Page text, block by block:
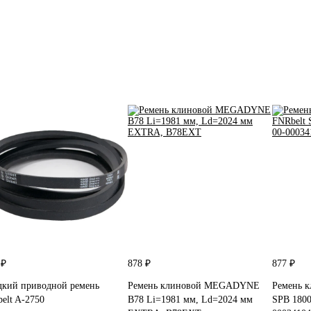
приводной ремень
A-2750
878 ₽
Ремень клиновой MEGADYNE
B78 Li=1981 мм, Ld=2024 мм
877 ₽
Ремень
SPB